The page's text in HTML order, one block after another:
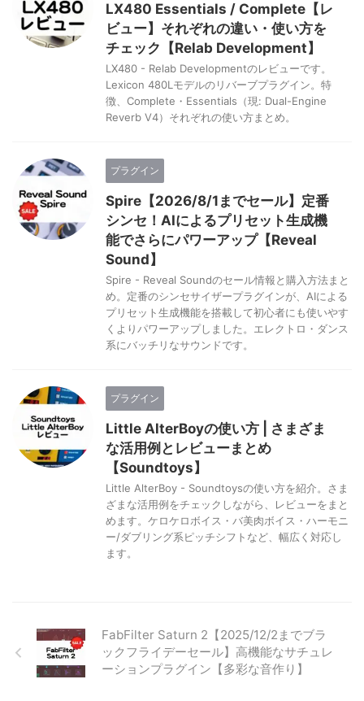
LX480 Essentials / Complete【レ
ビュー】それぞれの違い・使い方を
チェック【Relab Development】
LX480 - Relab Developmentのレビューです。
Lexicon 480Lモデルのリバーブプラグイン。特
徴、Complete・Essentials（現: Dual-Engine
Reverb V4）それぞれの使い方まとめ。
プラグイン
Spire【2026/8/1までセール】定番
シンセ！AIによるプリセット生成機
能でさらにパワーアップ【Reveal
Sound】
Spire - Reveal Soundのセール情報と購入方法まと
め。定番のシンセサイザープラグインが、AIによる
プリセット生成機能を搭載して初心者にも使いやす
くよりパワーアップしました。エレクトロ・ダンス
系にバッチリなサウンドです。
プラグイン
Little AlterBoyの使い方 | さまざま
な活用例とレビューまとめ
【Soundtoys】
Little AlterBoy - Soundtoysの使い方を紹介。さま
ざまな活用例をチェックしながら、レビューをまと
めます。ケロケロボイス・バ美肉ボイス・ハーモニ
ー/ダブリング系ピッチシフトなど、幅広く対応し
ます。
FabFilter Saturn 2【2025/12/2までブラ
ックフライデーセール】高機能なサチュレ
ーションプラグイン【多彩な音作り】